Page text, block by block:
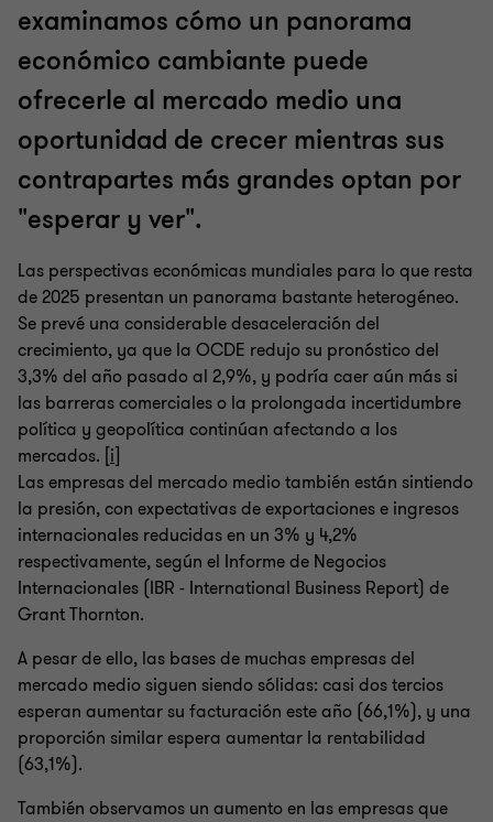
examinamos cómo un panorama
económico cambiante puede
ofrecerle al mercado medio una
oportunidad de crecer mientras sus
contrapartes más grandes optan por
"esperar y ver".
Las perspectivas económicas mundiales para lo que resta
de 2025 presentan un panorama bastante heterogéneo.
Se prevé una considerable desaceleración del
crecimiento, ya que la OCDE redujo su pronóstico del
3,3% del año pasado al 2,9%, y podría caer aún más si
las barreras comerciales o la prolongada incertidumbre
política y geopolítica continúan afectando a los
mercados. [i]
Las empresas del mercado medio también están sintiendo
la presión, con expectativas de exportaciones e ingresos
internacionales reducidas en un 3% y 4,2%
respectivamente, según el Informe de Negocios
Internacionales (IBR - International Business Report) de
Grant Thornton.
A pesar de ello, las bases de muchas empresas del
mercado medio siguen siendo sólidas: casi dos tercios
esperan aumentar su facturación este año (66,1%), y una
proporción similar espera aumentar la rentabilidad
(63,1%).
También observamos un aumento en las empresas que